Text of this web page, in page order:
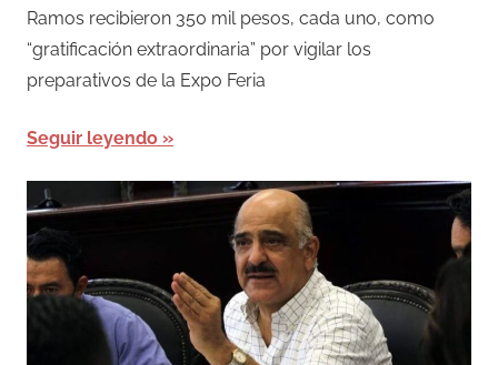
Ramos recibieron 350 mil pesos, cada uno, como
“gratificación extraordinaria” por vigilar los
preparativos de la Expo Feria
Seguir leyendo